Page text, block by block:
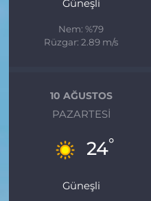
Güneşli
Nem: %79
Rüzgar: 2.89 m/s
10 AĞUSTOS
PAZARTESI
24°
Güneşli